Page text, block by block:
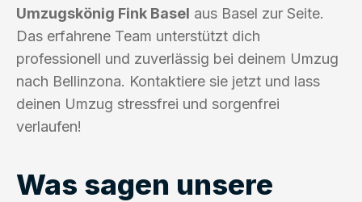
Umzugskönig Fink Basel aus Basel zur Seite.
Das erfahrene Team unterstützt dich
professionell und zuverlässig bei deinem Umzug
nach Bellinzona. Kontaktiere sie jetzt und lass
deinen Umzug stressfrei und sorgenfrei
verlaufen!
Was sagen unsere